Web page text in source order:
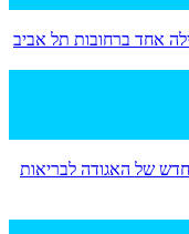
אחד ברחובות תל אביב
של האגודה לבריאות